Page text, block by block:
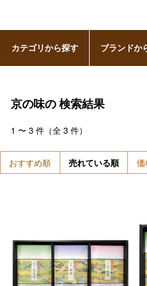
京の味の検索結果
1 〜 3件（全 3件）
おすすめ順 売れている順
カテゴリから探す ブランドか